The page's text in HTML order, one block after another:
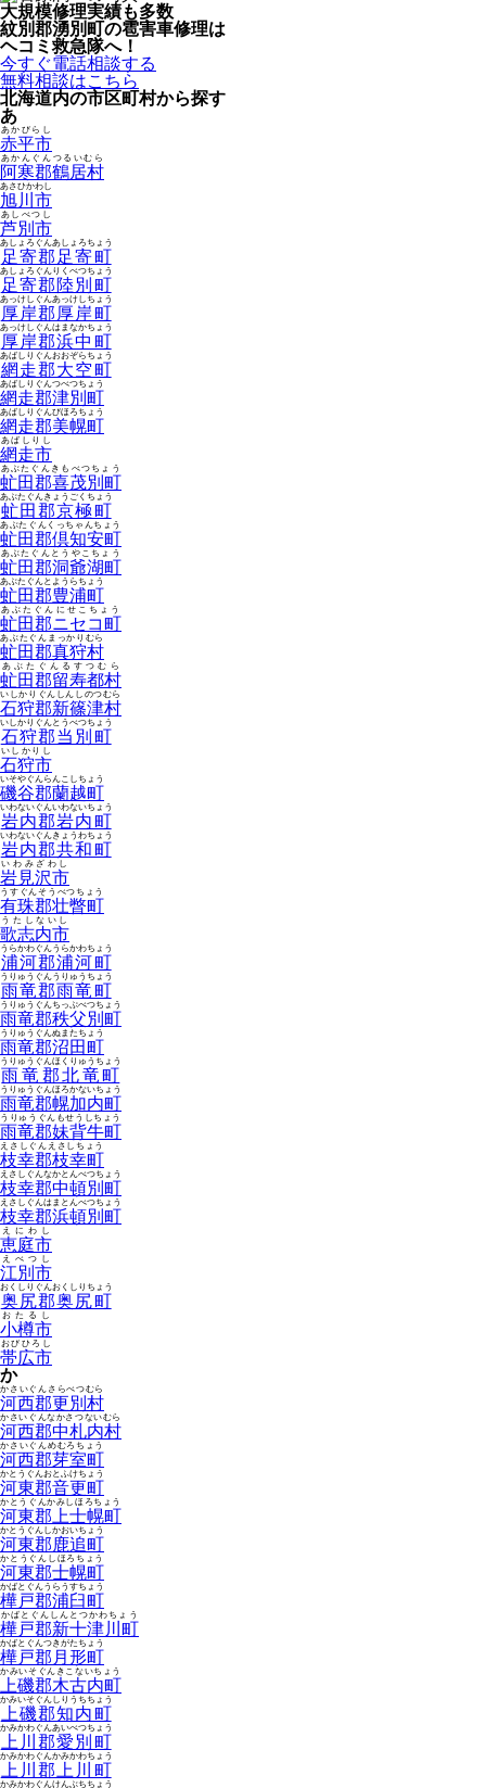
大規模修理実績も多数
紋別郡湧別町の雹害車修理は
ヘコミ救急隊へ！
今すぐ電話相談する
無料相談はこちら
北海道内の市区町村から探す
あ
赤平市
あかびらし
阿寒郡鶴居村
あかんぐんつるいむら
旭川市
あさひかわし
芦別市
あしべつし
足寄郡足寄町
あしょろぐんあしょろちょう
足寄郡陸別町
あしょろぐんりくべつちょう
厚岸郡厚岸町
あっけしぐんあっけしちょう
厚岸郡浜中町
あっけしぐんはまなかちょう
網走郡大空町
あばしりぐんおおぞらちょう
網走郡津別町
あばしりぐんつべつちょう
網走郡美幌町
あばしりぐんびほろちょう
網走市
あばしりし
虻田郡喜茂別町
あぶたぐんきもべつちょう
虻田郡京極町
あぶたぐんきょうごくちょう
虻田郡倶知安町
あぶたぐんくっちゃんちょう
虻田郡洞爺湖町
あぶたぐんとうやこちょう
虻田郡豊浦町
あぶたぐんとようらちょう
虻田郡ニセコ町
あぶたぐんにせこちょう
虻田郡真狩村
あぶたぐんまっかりむら
虻田郡留寿都村
あぶたぐんるすつむら
石狩郡新篠津村
いしかりぐんしんしのつむら
石狩郡当別町
いしかりぐんとうべつちょう
石狩市
いしかりし
磯谷郡蘭越町
いそやぐんらんこしちょう
岩内郡岩内町
いわないぐんいわないちょう
岩内郡共和町
いわないぐんきょうわちょう
岩見沢市
いわみざわし
有珠郡壮瞥町
うすぐんそうべつちょう
歌志内市
うたしないし
浦河郡浦河町
うらかわぐんうらかわちょう
雨竜郡雨竜町
うりゅうぐんうりゅうちょう
雨竜郡秩父別町
うりゅうぐんちっぷべつちょう
雨竜郡沼田町
うりゅうぐんぬまたちょう
雨竜郡北竜町
うりゅうぐんほくりゅうちょう
雨竜郡幌加内町
うりゅうぐんほろかないちょう
雨竜郡妹背牛町
うりゅうぐんもせうしちょう
枝幸郡枝幸町
えさしぐんえさしちょう
枝幸郡中頓別町
えさしぐんなかとんべつちょう
枝幸郡浜頓別町
えさしぐんはまとんべつちょう
恵庭市
えにわし
江別市
えべつし
奥尻郡奥尻町
おくしりぐんおくしりちょう
小樽市
おたるし
帯広市
おびひろし
か
河西郡更別村
かさいぐんさらべつむら
河西郡中札内村
かさいぐんなかさつないむら
河西郡芽室町
かさいぐんめむろちょう
河東郡音更町
かとうぐんおとふけちょう
河東郡上士幌町
かとうぐんかみしほろちょう
河東郡鹿追町
かとうぐんしかおいちょう
河東郡士幌町
かとうぐんしほろちょう
樺戸郡浦臼町
かばとぐんうらうすちょう
樺戸郡新十津川町
かばとぐんしんとつかわちょう
樺戸郡月形町
かばとぐんつきがたちょう
上磯郡木古内町
かみいそぐんきこないちょう
上磯郡知内町
かみいそぐんしりうちちょう
上川郡愛別町
かみかわぐんあいべつちょう
上川郡上川町
かみかわぐんかみかわちょう
かみかわぐんけんぶちちょう